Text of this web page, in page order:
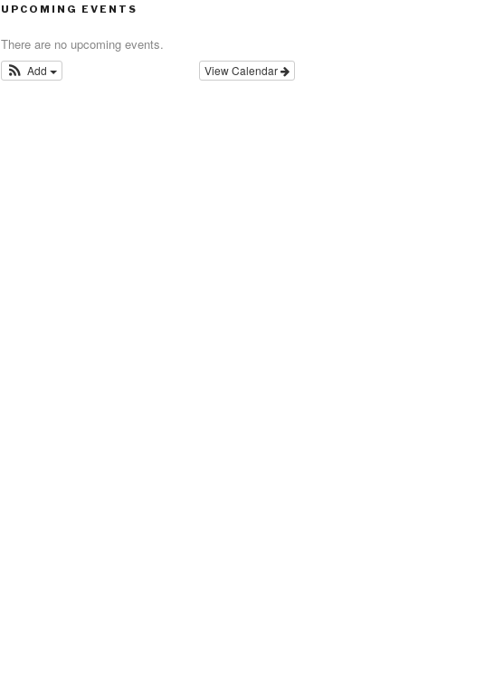
UPCOMING EVENTS
There are no upcoming events.
View Calendar
Add